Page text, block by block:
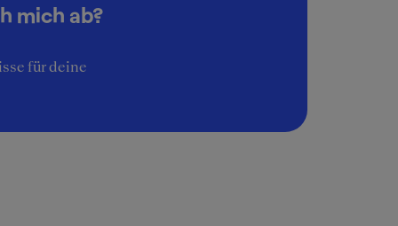
mich ab?
für deine